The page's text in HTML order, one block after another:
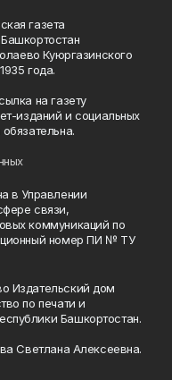
газета
Куюргазинского
года.
на газету
изданий и социальных
в Управлении
связи,
коммуникаций по
номер ПИ № ТУ
Издательский дом
по печати и
Башкортостан.
Светлана Алексеевна.